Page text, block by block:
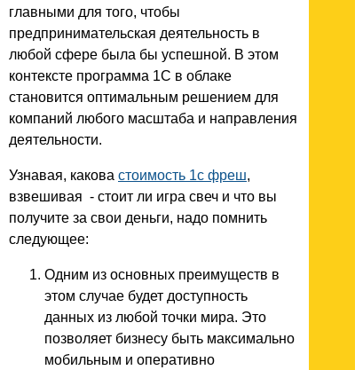
главными для того, чтобы
предпринимательская деятельность в
любой сфере была бы успешной. В этом
контексте программа 1С в облаке
становится оптимальным решением для
компаний любого масштаба и направления
деятельности.
Узнавая, какова стоимость 1с фреш,
взвешивая - стоит ли игра свеч и что вы
получите за свои деньги, надо помнить
следующее:
Одним из основных преимуществ в
этом случае будет доступность
данных из любой точки мира. Это
позволяет бизнесу быть максимально
мобильным и оперативно